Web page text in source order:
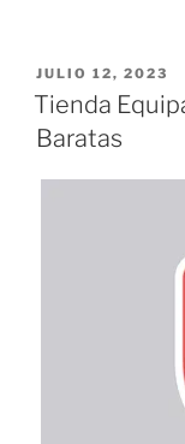
PUBLICADO
EL
JULIO 12, 2023
Tienda
Baratas